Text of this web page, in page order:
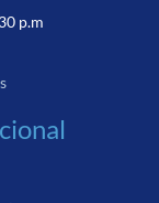
p.m